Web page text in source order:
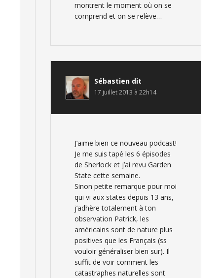
montrent le moment où on se
comprend et on se relève…
Sébastien dit
17 juillet 2013 à 22h14
J’aime bien ce nouveau podcast!
Je me suis tapé les 6 épisodes
de Sherlock et j’ai revu Garden
State cette semaine.
Sinon petite remarque pour moi
qui vi aux states depuis 13 ans,
j’adhère totalement à ton
observation Patrick, les
américains sont de nature plus
positives que les Français (ss
vouloir généraliser bien sur). Il
suffit de voir comment les
catastraphes naturelles sont